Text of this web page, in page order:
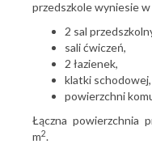
przedszkole wyniesie
2 sal
sali ćwiczeń,
2 łazienek,
klatki schodowej,
powierzchni
Łączna powierzchnia
m2.